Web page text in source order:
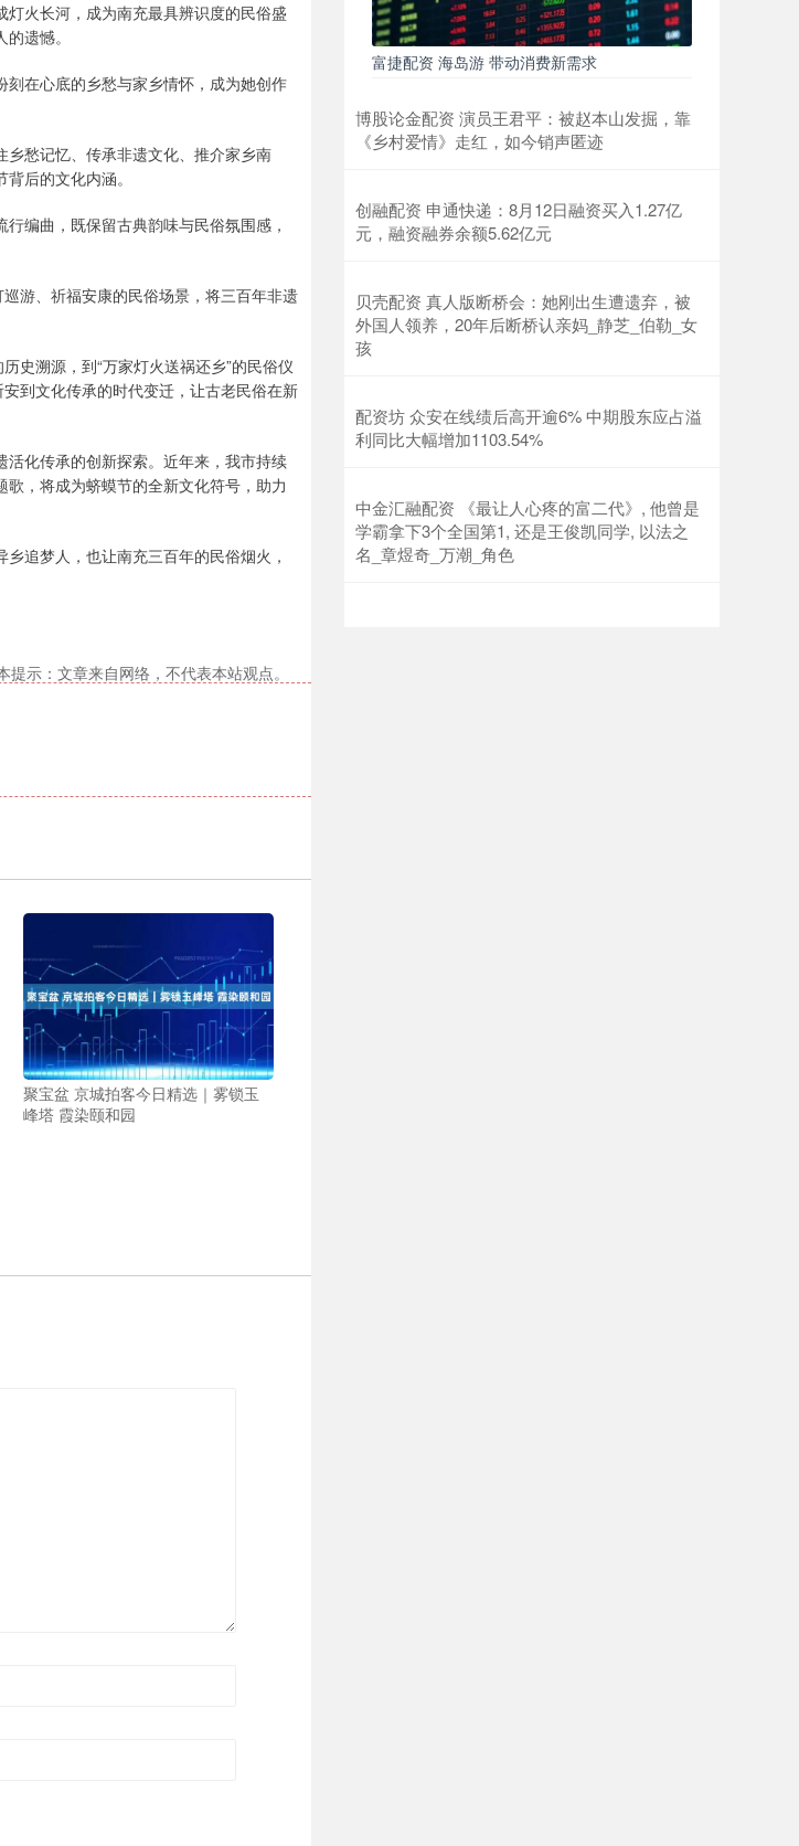
火长河，成为南充最具辨识度的民俗盛
遗憾。
在心底的乡愁与家乡情怀，成为她创作
愁记忆、传承非遗文化、推介家乡南
后的文化内涵。
编曲，既保留古典韵味与民俗氛围感，
游、祈福安康的民俗场景，将三百年非遗
史溯源，到“万家灯火送祸还乡”的民俗仪
到文化传承的时代变迁，让古老民俗在新
化传承的创新探索。近年来，我市持续
，将成为蛴蟆节的全新文化符号，助力
追梦人，也让南充三百年的民俗烟火，
提示：文章来自网络，不代表本站观点。
聚宝盆 京城拍客今日精选｜雾锁玉
峰塔 霞染颐和园
富捷配资 海岛游 带动消费新需求
博股论金配资 演员王君平：被赵本山发掘，靠
《乡村爱情》走红，如今销声匿迹
创融配资 申通快递：8月12日融资买入1.27亿
元，融资融券余额5.62亿元
贝壳配资 真人版断桥会：她刚出生遭遗弃，被
外国人领养，20年后断桥认亲妈_静芝_伯勒_女
孩
配资坊 众安在线绩后高开逾6% 中期股东应占溢
利同比大幅增加1103.54%
中金汇融配资 《最让人心疼的富二代》, 他曾是
学霸拿下3个全国第1, 还是王俊凯同学, 以法之
名_章煜奇_万潮_角色